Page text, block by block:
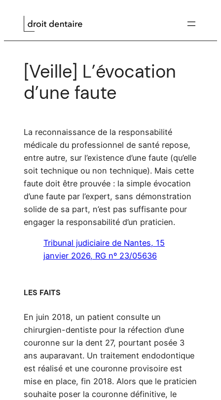
[Veille] L’évocation
d’une faute
La reconnaissance de la responsabilité
médicale du professionnel de santé repose,
entre autre, sur l’existence d’une faute (qu’elle
soit technique ou non technique). Mais cette
faute doit être prouvée : la simple évocation
d’une faute par l’expert, sans démonstration
solide de sa part, n’est pas suffisante pour
engager la responsabilité d’un praticien.
Tribunal judiciaire de Nantes, 15
janvier 2026, RG nº 23/05636
LES FAITS
En juin 2018, un patient consulte un
chirurgien-dentiste pour la réfection d’une
couronne sur la dent 27, pourtant posée 3
ans auparavant. Un traitement endodontique
est réalisé et une couronne provisoire est
mise en place, fin 2018. Alors que le praticien
souhaite poser la couronne définitive, le